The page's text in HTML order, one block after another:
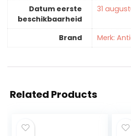
Datum eerste
beschikbaarheid
31
Brand Merk:
Related Products